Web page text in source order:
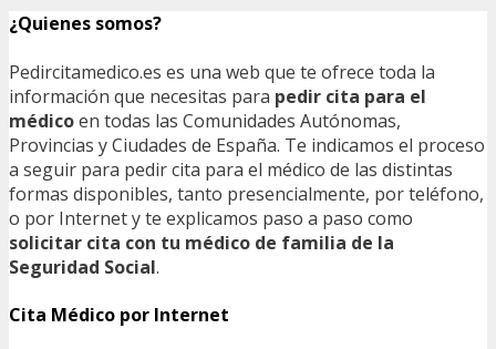
¿Quienes somos?
Pedircitamedico.es es una web que te ofrece toda la
información que necesitas para pedir cita para el
médicoen todas las Comunidades Autónomas,
Provincias y Ciudades de España. Te indicamos el proceso
a seguir para pedir cita para el médico de las distintas
formas disponibles, tanto presencialmente, por teléfono,
o por Internet y te explicamos paso a paso como
solicitar cita con tu médico de familia de la
Seguridad Social.
Cita Médico por Internet